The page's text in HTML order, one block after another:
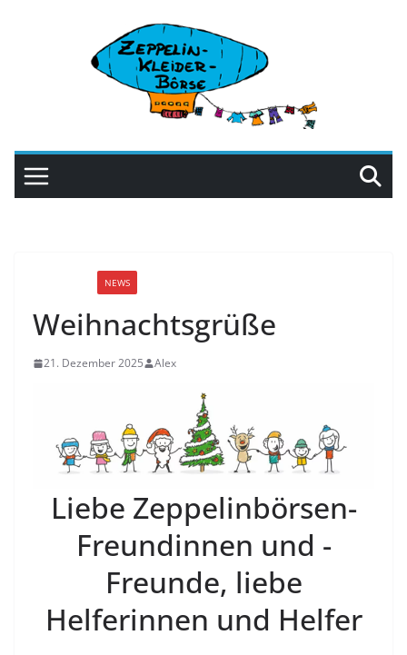
NEWS
Weihnachtsgrüße
21. Dezember 2025 Alex
Liebe Zeppelinbörsen-
Freundinnen und -
Freunde, liebe
Helferinnen und Helfer